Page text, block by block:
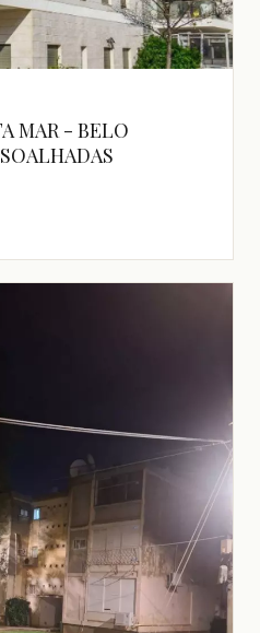
MAR - BELO